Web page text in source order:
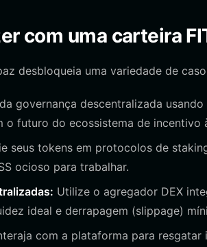
com uma carteira
desbloqueia uma variedade de
governança descentralizada
futuro do ecossistema de incentivo
seus tokens em protocolos de
ocioso para trabalhar.
Utilize o agregador DEX
ideal e derrapagem (slippage)
com a plataforma para